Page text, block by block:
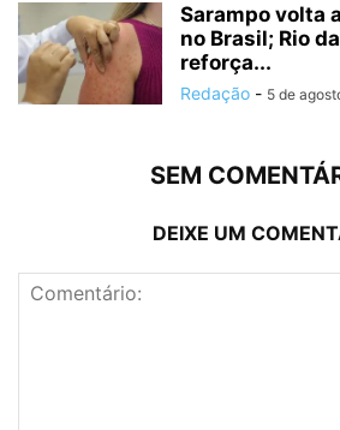
Sarampo volta
no Brasil; Rio
reforça...
Redação - 5 de
SEM
DEIXE UM